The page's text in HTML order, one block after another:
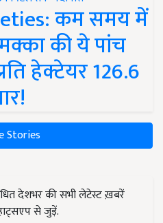
कम समय में
की ये पांच
हेक्टेयर 126.6
Stories
देशभर की सभी लेटेस्ट ख़बरें
से जुड़ें.